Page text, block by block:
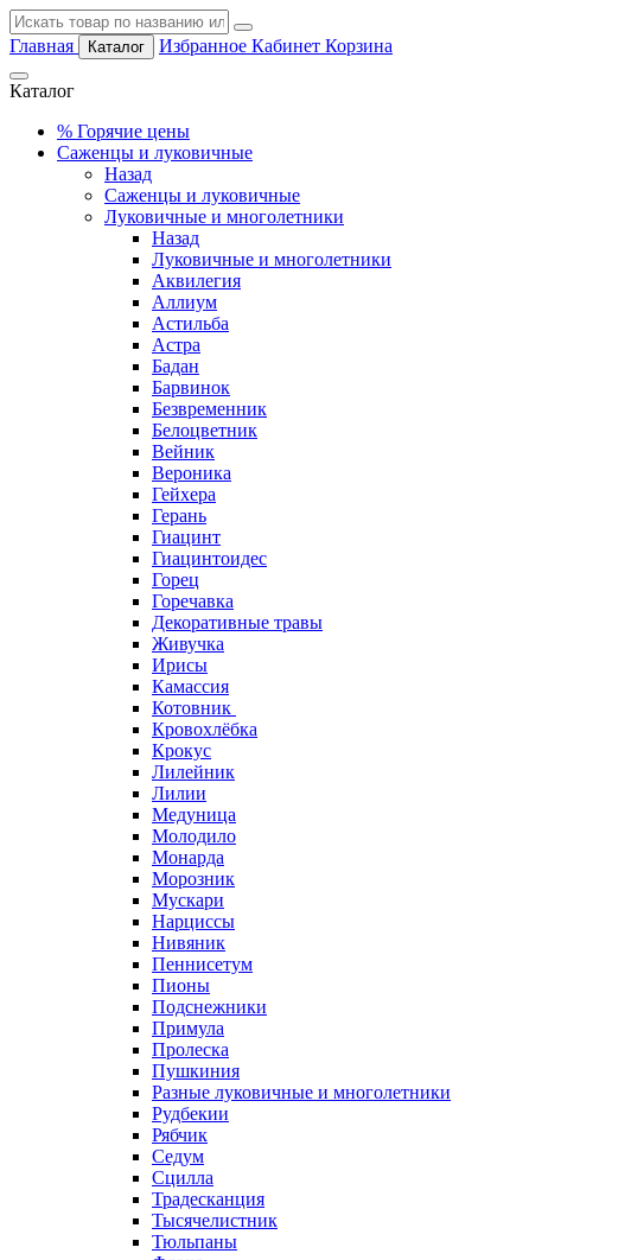
Главная Каталог Избранное Кабинет Корзина
Каталог
% Горячие цены
Саженцы и луковичные
Назад
Саженцы и луковичные
Луковичные и многолетники
Назад
Луковичные и многолетники
Аквилегия
Аллиум
Астильба
Астра
Бадан
Барвинок
Безвременник
Белоцветник
Вейник
Вероника
Гейхера
Герань
Гиацинт
Гиацинтоидес
Горец
Горечавка
Декоративные травы
Живучка
Ирисы
Камассия
Котовник
Кровохлёбка
Крокус
Лилейник
Лилии
Медуница
Молодило
Монарда
Морозник
Мускари
Нарциссы
Нивяник
Пеннисетум
Пионы
Подснежники
Примула
Пролеска
Пушкиния
Разные луковичные и многолетники
Рудбекии
Рябчик
Седум
Сцилла
Традесканция
Тысячелистник
Тюльпаны